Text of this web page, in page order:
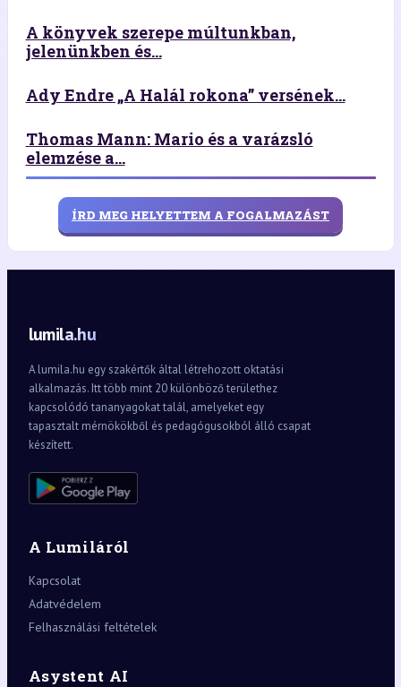
A könyvek szerepe múltunkban,
jelenünkben és...
Ady Endre „A Halál rokona” versének...
Thomas Mann: Mario és a varázsló
elemzése a...
ÍRD MEG HELYETTEM A FOGALMAZÁST
lumila.hu
A lumila.hu egy szakértők által létrehozott oktatási
alkalmazás. Itt több mint 20 különböző területhez
kapcsolódó tananyagokat talál, amelyeket egy
tapasztalt mérnökökből és pedagógusokból álló csapat
készített.
A Lumiláról
Kapcsolat
Adatvédelem
Felhasználási feltételek
Asystent AI